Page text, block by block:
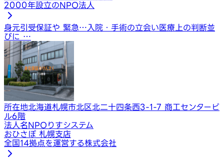
2000年設立のNPO法人
身元引受保証や 緊急… 入院・手術の立会い医療上の判断並
びに …
所在地北海道札幌市北区北二十四条西3-1-7 商工センタービ
ル6階
法人名NPOりすシステム
おひさぽ 札幌支店
全国14拠点を運営する株式会社